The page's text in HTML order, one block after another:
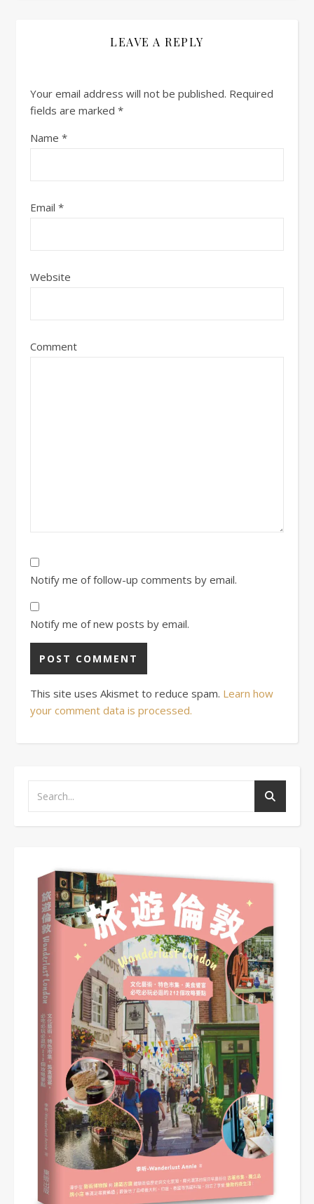
LEAVE A REPLY
Your email address will not be published. Required
fields are marked *
Name *
Email *
Website
Comment
Notify me of follow-up comments by email.
Notify me of new posts by email.
This site uses Akismet to reduce spam. Learn how
your comment data is processed.